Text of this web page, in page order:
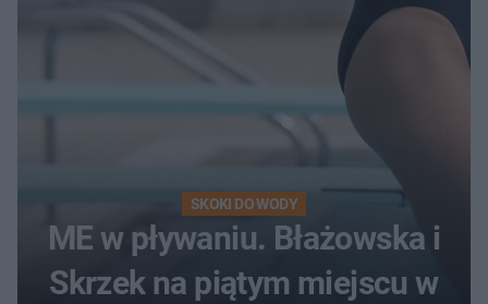
SKOKI DO WODY
ME w pływaniu. Błażowska i
Skrzek na piątym miejscu w